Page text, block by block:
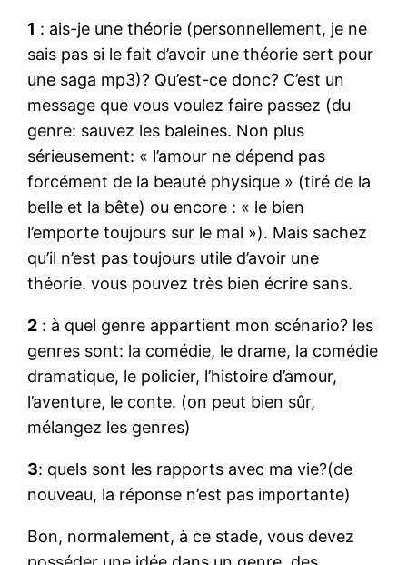
1 : ais-je une théorie (personnellement, je ne
sais pas si le fait d’avoir une théorie sert pour
une saga mp3)? Qu’est-ce donc? C’est un
message que vous voulez faire passez (du
genre: sauvez les baleines. Non plus
sérieusement: « l’amour ne dépend pas
forcément de la beauté physique » (tiré de la
belle et la bête) ou encore : « le bien
l’emporte toujours sur le mal »). Mais sachez
qu’il n’est pas toujours utile d’avoir une
théorie. vous pouvez très bien écrire sans.
2 : à quel genre appartient mon scénario? les
genres sont: la comédie, le drame, la comédie
dramatique, le policier, l’histoire d’amour,
l’aventure, le conte. (on peut bien sûr,
mélangez les genres)
3: quels sont les rapports avec ma vie?(de
nouveau, la réponse n’est pas importante)
Bon, normalement, à ce stade, vous devez